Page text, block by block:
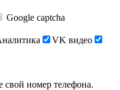
Google captcha
VK видео
свой номер телефона.